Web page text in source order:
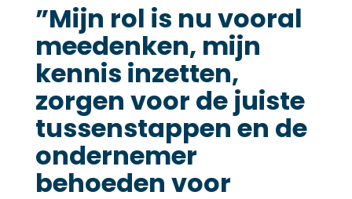
”Mijn rol is nu vooral
meedenken, mijn
kennis inzetten,
zorgen voor de juiste
tussenstappen en de
ondernemer
behoeden voor